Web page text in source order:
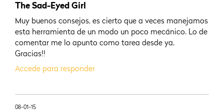
The Sad-Eyed Girl
Muy buenos consejos, es cierto que a veces manejamos
esta herramienta de un modo un poco mecánico. Lo de
comentar me lo apunto como tarea desde ya.
Gracias!!
Accede para responder
08-01-15